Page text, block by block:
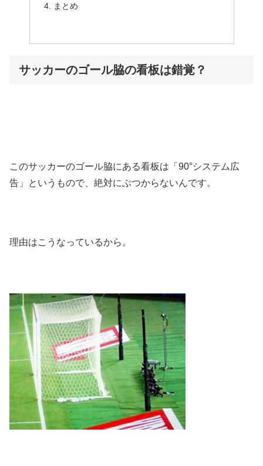
まとめ
サッカーのゴール脇の看板は錯覚？
このサッカーのゴール脇にある看板は「90°システム広
告」というもので、絶対にぶつからないんです。
理由はこうなっているから。